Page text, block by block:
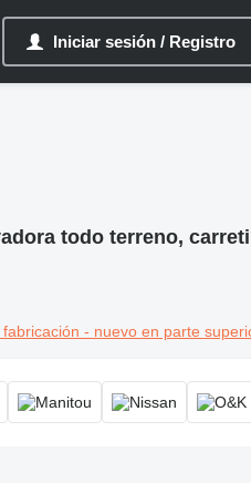
Iniciar sesión / Registro
todo terreno,
- nuevo en parte